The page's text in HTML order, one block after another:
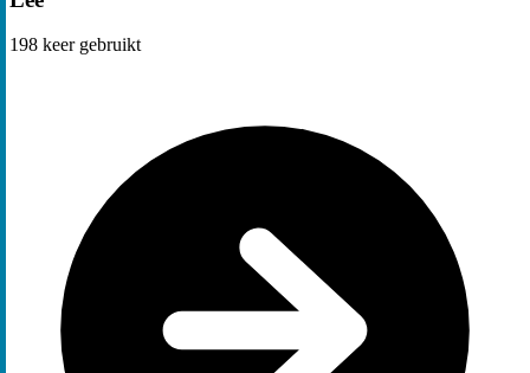
198 keer gebruikt